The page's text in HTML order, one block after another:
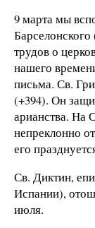
9 марта мы
трудов о
нашего
письма. Св.
(+394). Он
арианства. На
непреклонно
его
Св. Диктин,
Испании),
июля.